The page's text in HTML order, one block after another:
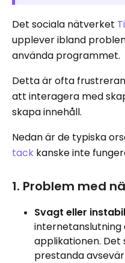
Det sociala nätverket
upplever ibland
använda programmet.
Detta är ofta
att interagera med
skapa innehåll.
Nedan är de typiska
tack kanske inte
1. Problem med
Svagt eller
internetanslutning
applikationen.
prestanda